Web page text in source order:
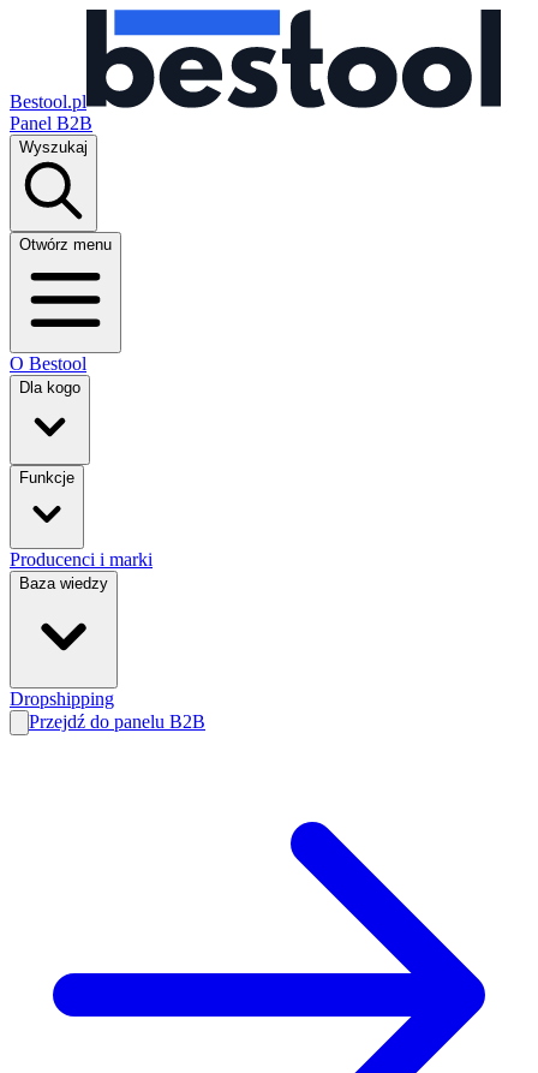
Bestool.pl
Panel B2B
Wyszukaj
Otwórz menu
O Bestool
Dla kogo
Funkcje
Producenci i marki
Baza wiedzy
Dropshipping
Przejdź do panelu B2B